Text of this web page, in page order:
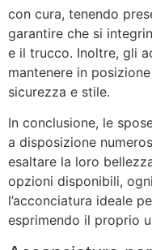
con cura, tenendo
garantire che si
e il trucco. Inoltre, gli
mantenere in
sicurezza e stile.
In conclusione, le
a disposizione
esaltare la loro
opzioni disponibili,
l’acconciatura ideale
esprimendo il proprio